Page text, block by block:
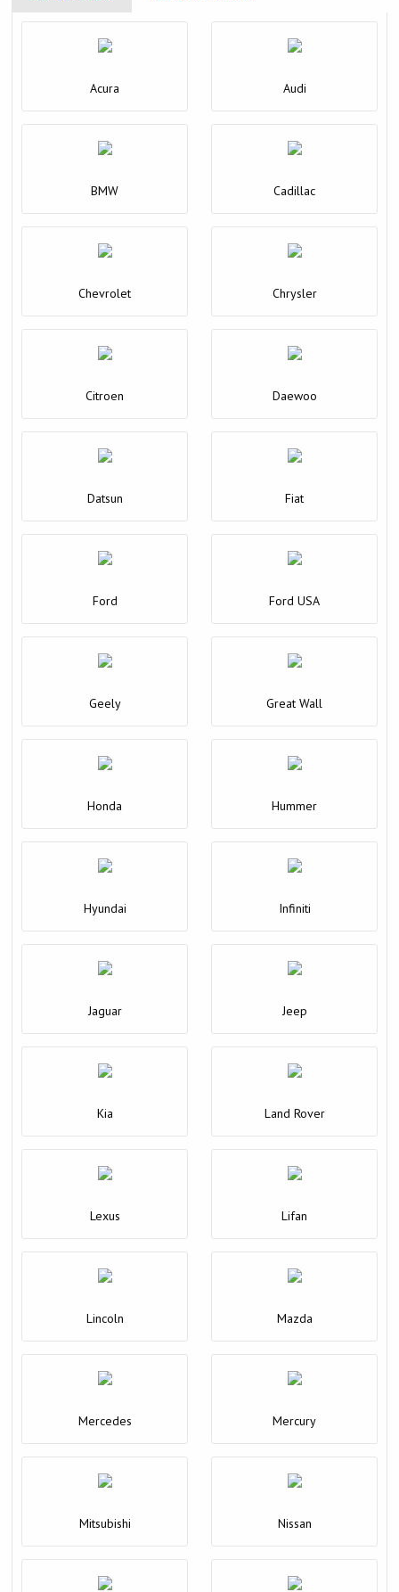
Acura Audi
BMW Cadillac
Chevrolet Chrysler
Citroen Daewoo
Datsun Fiat
Ford Ford USA
Geely Great Wall
Honda Hummer
Hyundai Infiniti
Jaguar Jeep
Kia Land Rover
Lexus Lifan
Lincoln Mazda
Mercedes Mercury
Mitsubishi Nissan